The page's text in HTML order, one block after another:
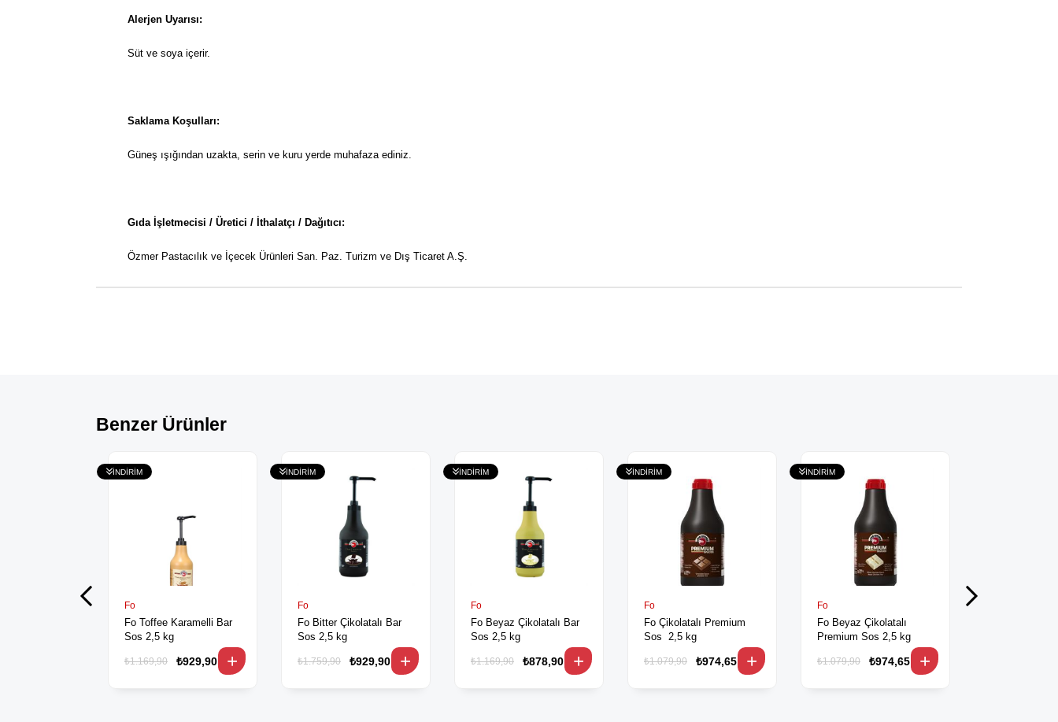
Alerjen Uyarısı:
Süt ve soya içerir.
Saklama Koşulları:
Güneş ışığından uzakta, serin ve kuru yerde muhafaza ediniz.
Gıda İşletmecisi / Üretici / İthalatçı / Dağıtıcı:
Özmer Pastacılık ve İçecek Ürünleri San. Paz. Turizm ve Dış Ticaret A.Ş.
Benzer Ürünler
Fo
Fo Toffee Karamelli Bar
Sos 2,5 kg
₺929,90
₺1.169,90
Fo
Fo Bitter Çikolatalı Bar
Sos 2,5 kg
₺929,90
₺1.759,90
Fo
Fo Beyaz Çikolatalı Bar
Sos 2,5 kg
₺878,90
₺1.169,90
Fo
Fo Çikolatalı Premium
Sos 2,5 kg
₺974,65
₺1.079,90
Fo
Fo Beyaz Çikolatalı
Premium Sos 2,5 kg
₺974,65
₺1.079,90